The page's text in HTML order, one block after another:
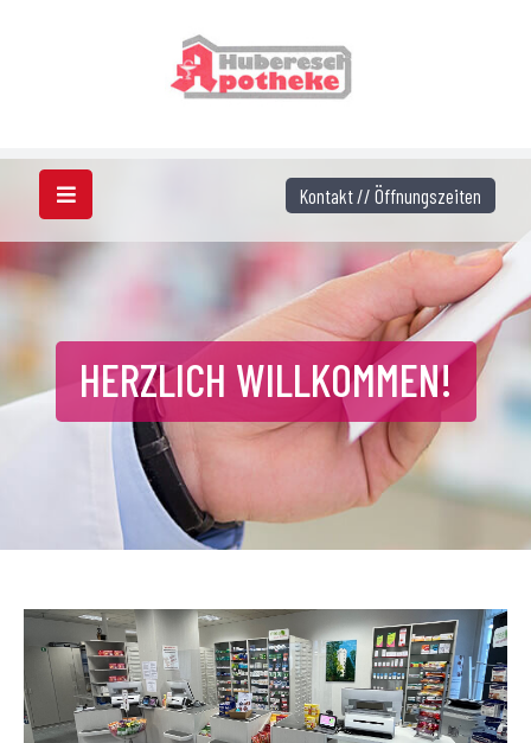
HERZLICH WILLKOMMEN!
Kontakt // Öffnungszeiten